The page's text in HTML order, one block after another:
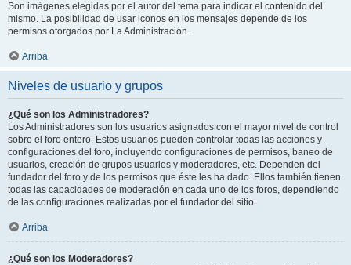
Son imágenes elegidas por el autor del tema para indicar el contenido del
mismo. La posibilidad de usar iconos en los mensajes depende de los
permisos otorgados por La Administración.
Arriba
Niveles de usuario y grupos
¿Qué son los Administradores?
Los Administradores son los usuarios asignados con el mayor nivel de control
sobre el foro entero. Estos usuarios pueden controlar todas las acciones y
configuraciones del foro, incluyendo configuraciones de permisos, baneo de
usuarios, creación de grupos usuarios y moderadores, etc. Dependen del
fundador del foro y de los permisos que éste les ha dado. Ellos también tienen
todas las capacidades de moderación en cada uno de los foros, dependiendo
de las configuraciones realizadas por el fundador del sitio.
Arriba
¿Qué son los Moderadores?